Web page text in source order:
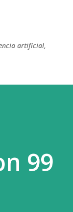
artificial,
99